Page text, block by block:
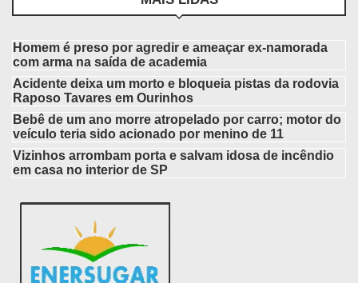
Homem é preso por agredir e ameaçar ex-namorada
com arma na saída de academia
Acidente deixa um morto e bloqueia pistas da rodovia
Raposo Tavares em Ourinhos
Bebê de um ano morre atropelado por carro; motor do
veículo teria sido acionado por menino de 11
Vizinhos arrombam porta e salvam idosa de incêndio
em casa no interior de SP